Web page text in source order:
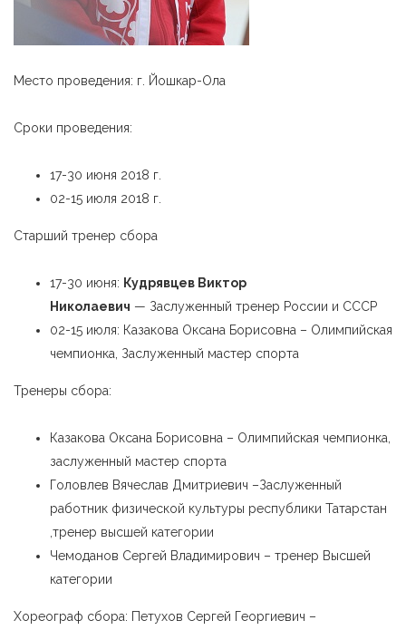
Место проведения: г. Йошкар-Ола
Сроки проведения:
17-30 июня 2018 г.
02-15 июля 2018 г.
Старший тренер сбора
17-30 июня: Кудрявцев Виктор
Николаевич — Заслуженный тренер России и СССР
02-15 июля: Казакова Оксана Борисовна – Олимпийская
чемпионка, Заслуженный мастер спорта
Тренеры сбора:
Казакова Оксана Борисовна – Олимпийская чемпионка,
заслуженный мастер спорта
Головлев Вячеслав Дмитриевич –Заслуженный
работник физической культуры республики Татарстан
,тренер высшей категории
Чемоданов Сергей Владимирович – тренер Высшей
категории
Хореограф сбора: Петухов Сергей Георгиевич –